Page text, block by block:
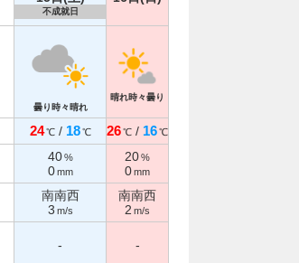
不成就日
曇り時々晴れ
晴れ時々曇り
24 ℃/ 18 ℃ 26℃ / 16℃
40 %
0 mm
20%
0mm
南南西
3 m/s
南南西
2 m/s
- -